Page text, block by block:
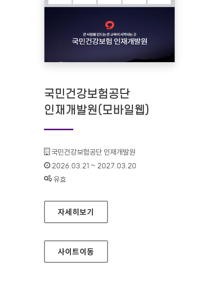
국민건강보험공단
인재개발원(모바일웹)
기관명 :
국민건강보험공단 인재개발원
인증기간 :
2026.03.21 ~ 2027.03.20
상태 :
유효
국민건강보험공단 인재개발원(모바일웹)
자세히보기
사이트이동